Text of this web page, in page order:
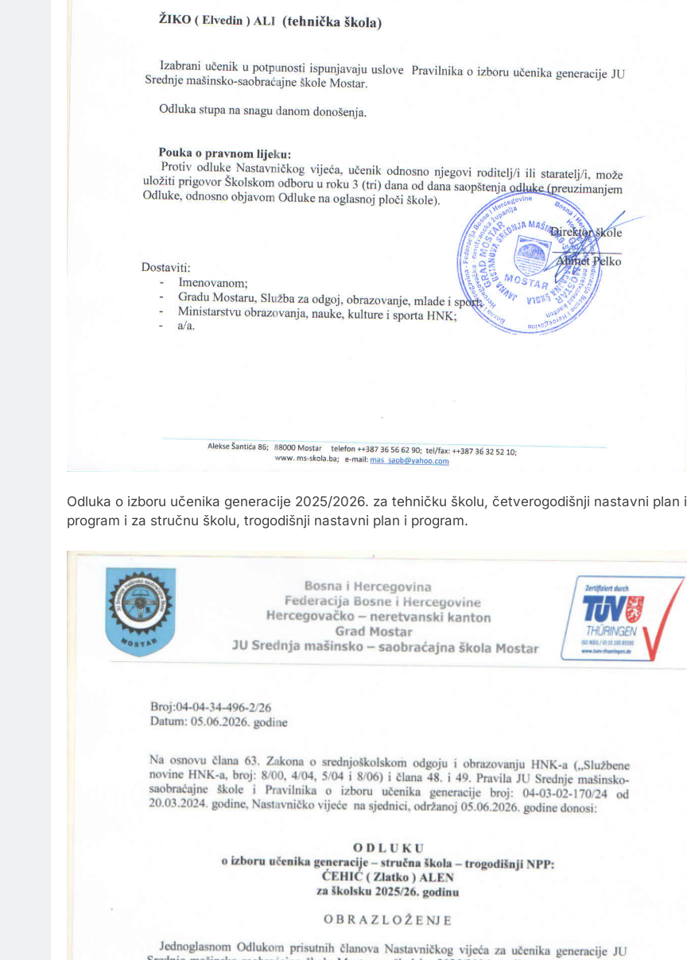
Odluka o izboru učenika generacije 2025/2026. za tehničku školu, četverogodišnji nastavni plan i
program i za stručnu školu, trogodišnji nastavni plan i program.